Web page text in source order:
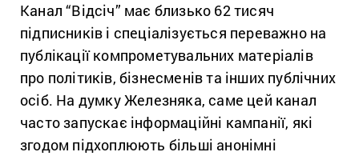
Канал “Відсіч” має близько 62 тисяч
підписників і спеціалізується переважно на
публікації компрометувальних матеріалів
про політиків, бізнесменів та інших публічних
осіб. На думку Железняка, саме цей канал
часто запускає інформаційні кампанії, які
згодом підхоплюють більші анонімні